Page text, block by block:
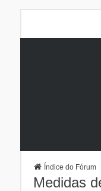
Índice do Fórum
Medidas